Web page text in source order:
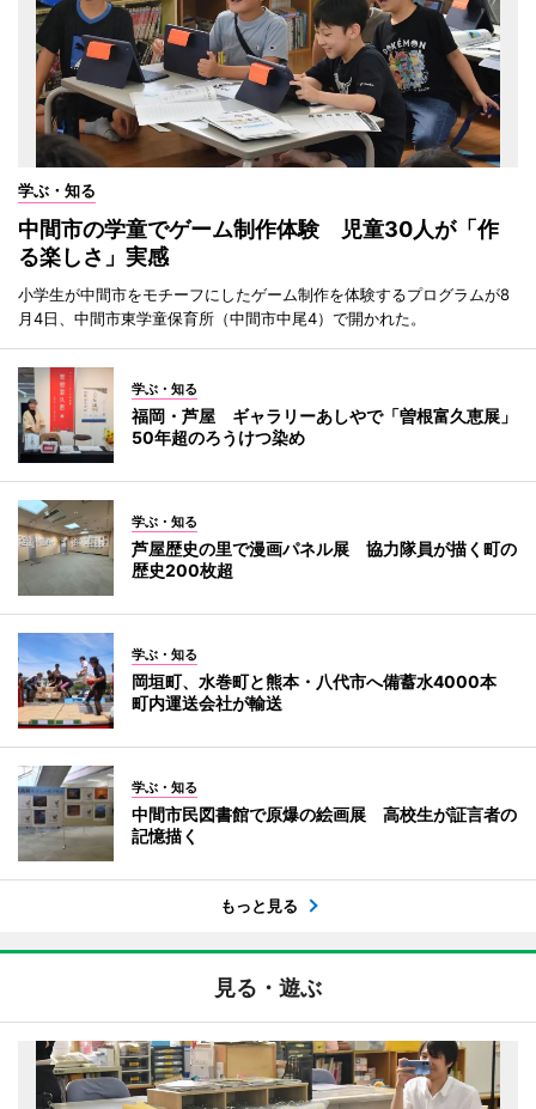
学ぶ・知る
中間市の学童でゲーム制作体験 児童30人が「作
る楽しさ」実感
小学生が中間市をモチーフにしたゲーム制作を体験するプログラムが8
月4日、中間市東学童保育所（中間市中尾4）で開かれた。
学ぶ・知る
福岡・芦屋 ギャラリーあしやで「曽根富久恵展」
50年超のろうけつ染め
学ぶ・知る
芦屋歴史の里で漫画パネル展 協力隊員が描く町の
歴史200枚超
学ぶ・知る
岡垣町、水巻町と熊本・八代市へ備蓄水4000本
町内運送会社が輸送
学ぶ・知る
中間市民図書館で原爆の絵画展 高校生が証言者の
記憶描く
もっと見る
見る・遊ぶ